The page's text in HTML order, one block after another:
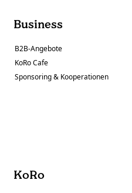
Business
B2B-Angebote
KoRo Cafe
Sponsoring & Kooperationen
KoRo